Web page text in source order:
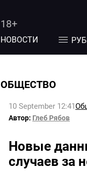
18+
НОВОСТИ
ОБЩЕСТВО
10 September 12:41
Автор: Глеб Рябов
Новые
случаев за